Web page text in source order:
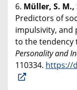
6. Müller, S. M.,
Predictors of
impulsivity,
to the tendency
Personality and
110334. https://